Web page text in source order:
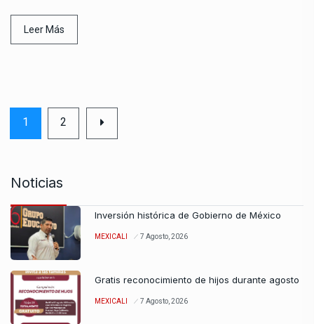
Leer Más
1 2
Noticias
Inversión histórica de Gobierno de México
MEXICALI 7 Agosto, 2026
Gratis reconocimiento de hijos durante agosto
MEXICALI 7 Agosto, 2026